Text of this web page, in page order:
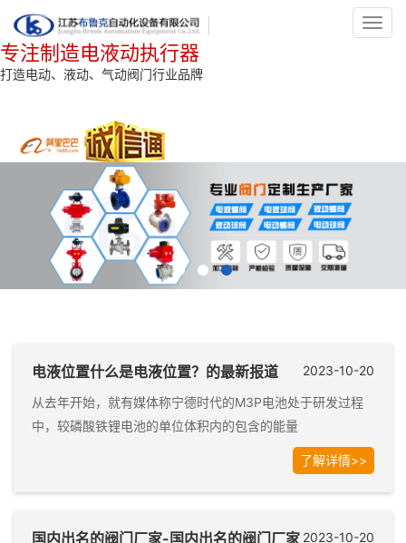
专注制造电液动执行器
打造电动、液动、气动阀门行业品牌
电液位置什么是电液位置？的最新报道 2023-10-20
从去年开始，就有媒体称宁德时代的M3P电池处于研发过程
中，较磷酸铁锂电池的单位体积内的包含的能量
了解详情>>
国内出名的阀门厂家-国内出名的阀门厂家 2023-10-20